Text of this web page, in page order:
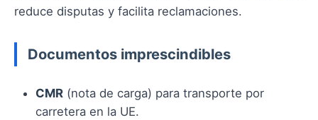
reduce disputas y facilita reclamaciones.
Documentos imprescindibles
CMR (nota de carga) para transporte por
carretera en la UE.